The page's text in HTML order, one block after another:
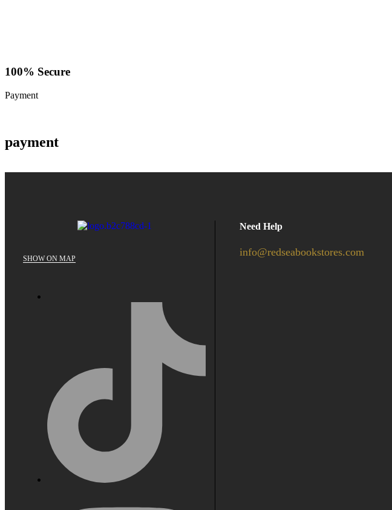
100% Secure
Payment
payment
SHOW ON MAP
Need Help
info@redseabookstores.com